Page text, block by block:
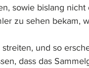
sowie bislang nicht
zu sehen bekam,
und so
dass das